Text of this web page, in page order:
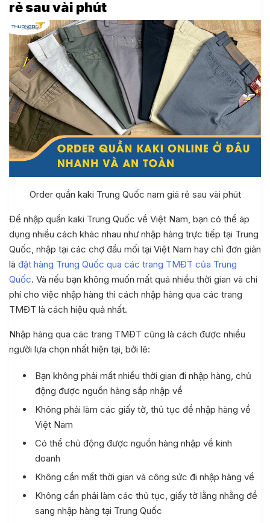
rẻ sau vài phút
Order quần kaki Trung Quốc nam giá rẻ sau vài phút
Để nhập quần kaki Trung Quốc về Việt Nam, bạn có thể áp
dụng nhiều cách khác nhau như nhập hàng trực tiếp tại Trung
Quốc, nhập tại các chợ đầu mối tại Việt Nam hay chỉ đơn giản
là đặt hàng Trung Quốc qua các trang TMĐT của Trung
Quốc. Và nếu bạn không muốn mất quá nhiều thời gian và chi
phí cho việc nhập hàng thì cách nhập hàng qua các trang
TMĐT là cách hiệu quả nhất.
Nhập hàng qua các trang TMĐT cũng là cách được nhiều
người lựa chọn nhất hiện tại, bởi lẽ:
Bạn không phải mất nhiều thời gian đi nhập hàng, chủ
động được nguồn hàng sắp nhập về
Không phải làm các giấy tờ, thủ tục để nhập hàng về
Việt Nam
Có thể chủ động được nguồn hàng nhập về kinh
doanh
Không cần mất thời gian và công sức đi nhập hàng về
Không cần phải làm các thủ tục, giấy tờ lằng nhằng để
sang nhập hàng tại Trung Quốc